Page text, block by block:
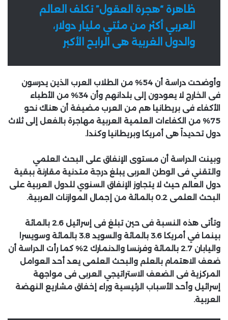
ظاهرة “هجرة العقول” تكلف العالم
العربي أكثر من مئتي مليار دولار،
والدول الغربية هى الرابح الأكبر
وأوضحت دراسة أن 54% من الطلاب العرب الذين يدرسون
فى الخارج لا يعودون إلى بلدانهم وأن 34% من الأطباء
الأكفاء فى بريطانيا هم من العرب مضيفة أن هناك نحو
75% من الكفاءات العلمية العربية مهاجرة بالفعل إلى ثلاث
دول تحديداً هى أمريكا وبريطانيا وكندا.
وبينت الدراسة أن مستوى الإنفاق على البحث العلمي
والتقني فى الوطن العربى يبلغ درجة متدنية مقارنة ببقية
دول العالم حيث لا يتجاوز الإنفاق السنوي للدول العربية على
البحث العلمى 0.2 بالمائة من إجمال الموازنات العربية.
وتأتى هذه النسبة فى حين تبلغ فى إسرائيل 2.6 بالمائة
بينما في أمريكا 3.6 بالمائة والسويد 3.8 بالمائة وسويسرا
واليابان 2.7 بالمائة وفرنسا والدنمارك 2% كما رأت الدراسة أن
ضعف الاهتمام بالعلم والبحث العلمى يعد أحد العوامل
المركزية فى الضعف الاستراتيجي العربى فى مواجهة
إسرائيل وأحد الأسباب الرئيسية وراء إخفاق مشاريع النهضة
العربية.